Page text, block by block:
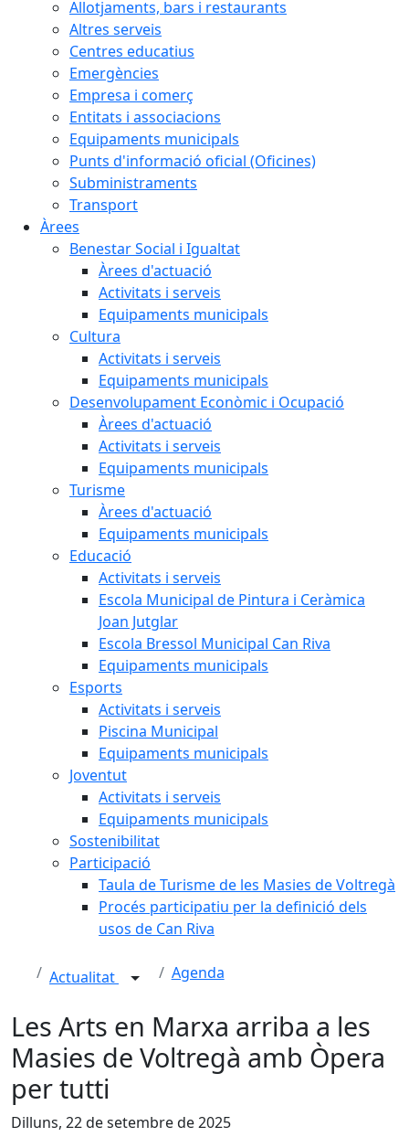
Allotjaments, bars i restaurants
Altres serveis
Centres educatius
Emergències
Empresa i comerç
Entitats i associacions
Equipaments municipals
Punts d'informació oficial (Oficines)
Subministraments
Transport
Àrees
Benestar Social i Igualtat
Àrees d'actuació
Activitats i serveis
Equipaments municipals
Cultura
Activitats i serveis
Equipaments municipals
Desenvolupament Econòmic i Ocupació
Àrees d'actuació
Activitats i serveis
Equipaments municipals
Turisme
Àrees d'actuació
Equipaments municipals
Educació
Activitats i serveis
Escola Municipal de Pintura i Ceràmica
Joan Jutglar
Escola Bressol Municipal Can Riva
Equipaments municipals
Esports
Activitats i serveis
Piscina Municipal
Equipaments municipals
Joventut
Activitats i serveis
Equipaments municipals
Sostenibilitat
Participació
Taula de Turisme de les Masies de Voltregà
Procés participatiu per la definició dels
usos de Can Riva
Actualitat Agenda
Les Arts en Marxa arriba a les
Masies de Voltregà amb Òpera
per tutti
Dilluns, 22 de setembre de 2025